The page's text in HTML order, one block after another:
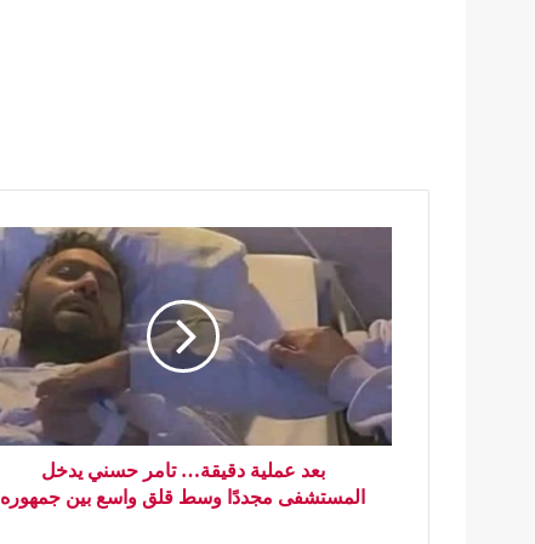
بعد عملية دقيقة… تامر حسني يدخل
المستشفى مجددًا وسط قلق واسع بين جمهوره